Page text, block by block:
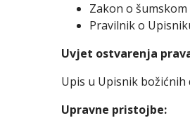
Zakon o
Pravilnik o
Uvjet ostvarenja
Upis u Upisnik božićnih
Upravne pristojbe: